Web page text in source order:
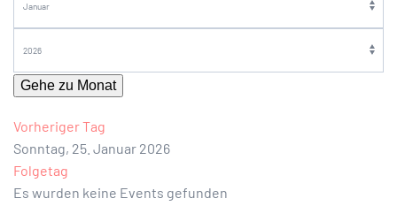
Gehe zu Monat
Vorheriger Tag
Sonntag, 25. Januar 2026
Folgetag
Es wurden keine Events gefunden